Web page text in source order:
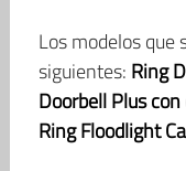
Los modelos que
siguientes: Ring
Doorbell Plus
Ring Floodlight